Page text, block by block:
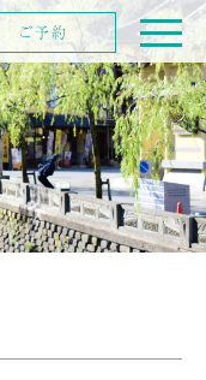
ご予約